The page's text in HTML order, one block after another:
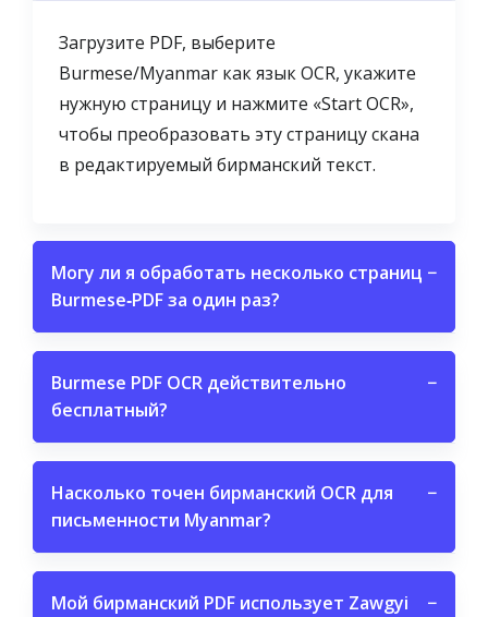
Загрузите PDF, выберите
Burmese/Myanmar как язык OCR, укажите
нужную страницу и нажмите «Start OCR»,
чтобы преобразовать эту страницу скана
в редактируемый бирманский текст.
Могу ли я обработать несколько страниц
Burmese‑PDF за один раз?
−
Burmese PDF OCR действительно
бесплатный?
−
Насколько точен бирманский OCR для
письменности Myanmar?
−
Мой бирманский PDF использует Zawgyi
−